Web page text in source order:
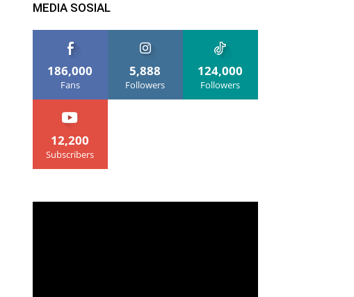
MEDIA SOSIAL
186,000
Fans
5,888
Followers
124,000
Followers
12,200
Subscribers